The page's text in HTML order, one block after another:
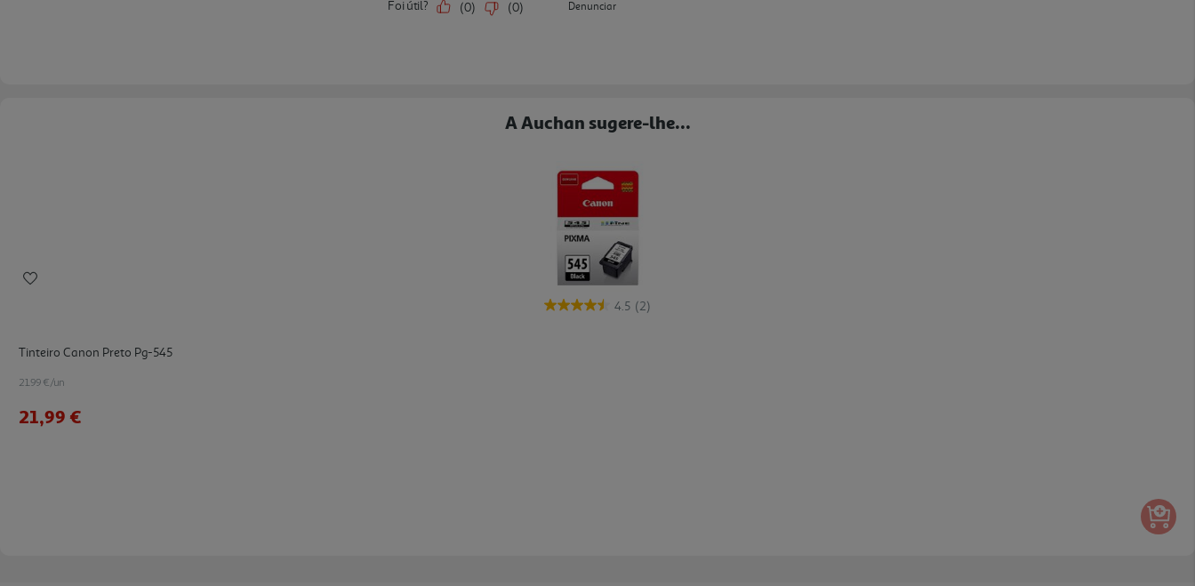
A Auchan sugere-lhe...
4.5 (2)
Tinteiro Canon Preto Pg-545
21.99 €/un
21,99 €